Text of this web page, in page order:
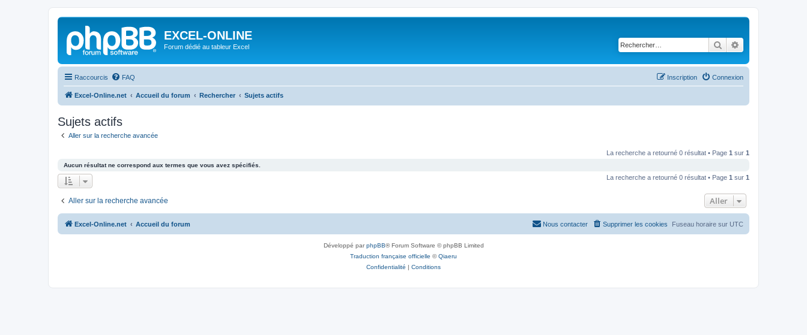
EXCEL-ONLINE
Forum dédié au tableur Excel Rechercher
Raccourcis FAQ Connexion
Inscription
Excel-Online.net Accueil du forum Rechercher Sujets actifs
Sujets actifs
Aller sur la recherche avancée
La recherche a retourné 0 résultat • Page 1 sur 1
Aucun résultat ne correspond aux termes que vous avez spécifiés.
La recherche a retourné 0 résultat • Page 1 sur 1
Aller sur la recherche avancée Aller
Excel-Online.net Accueil du forum Fuseau horaire sur UTC
Supprimer les cookies
Nous contacter
Développé parphpBB® Forum Software © phpBB Limited
Traduction française officielle ©Qiaeru
Confidentialité | Conditions